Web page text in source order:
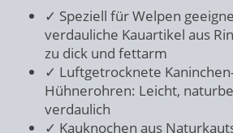
✓ Speziell für Welpen
verdauliche Kauartikel aus
zu dick und fettarm
✓ Luftgetrocknete
Hühnerohren: Leicht,
verdaulich
✓ Kauknochen aus